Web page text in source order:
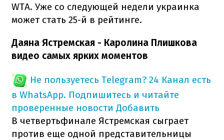
WTA. Уже со следующей недели украинка
может стать 25-й в рейтинге.
Даяна Ястремская - Каролина Плишкова
видео самых ярких моментов
Не пользуетесь Telegram? 24 Канал есть
в WhatsApp. Подпишитесь и читайте
проверенные новости Добавить
В четвертьфинале Ястремская сыграет
против еще одной представительницы